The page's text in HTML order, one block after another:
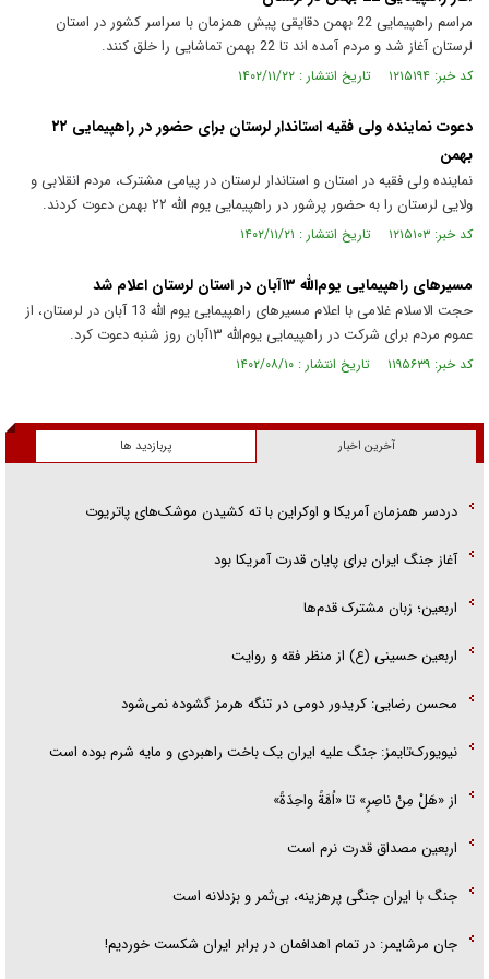
مراسم راهپیمایی 22 بهمن دقایقی پیش همزمان با سراسر کشور در استان
لرستان آغاز شد و مردم آمده اند تا 22 بهمن تماشایی را خلق کنند.
کد خبر: ۱۲۱۵۱۹۴ تاریخ انتشار : ۱۴۰۲/۱۱/۲۲
دعوت نماینده ولی فقیه استاندار لرستان برای حضور در راهپیمایی ۲۲
بهمن
نماینده ولی فقیه در استان و استاندار لرستان در پیامی مشترک، مردم انقلابی و
ولایی لرستان را به حضور پرشور در راهپیمایی یوم الله ۲۲ بهمن دعوت کردند.
کد خبر: ۱۲۱۵۱۰۳ تاریخ انتشار : ۱۴۰۲/۱۱/۲۱
مسیرهای راهپیمایی یوم‌الله ۱۳آبان در استان لرستان اعلام شد
حجت الاسلام غلامی با اعلام مسیرهای راهپیمایی یوم الله 13 آبان در لرستان، از
عموم مردم برای شرکت در راهپیمایی یوم‌الله ۱۳آبان روز شنبه دعوت کرد.
کد خبر: ۱۱۹۵۶۳۹ تاریخ انتشار : ۱۴۰۲/۰۸/۱۰
آخرین اخبار پربازدید ها
دردسر همزمان آمریکا و اوکراین با ته کشیدن موشک‌های پاتریوت
آغاز جنگ ایران برای پایان قدرت آمریکا بود
اربعین؛ زبان مشترک قدم‌ها
اربعین حسینی (ع) از منظر فقه و روایت
محسن رضایی: کریدور دومی در تنگه هرمز گشوده نمی‌شود
نیویورک‌تایمز: جنگ علیه ایران یک باخت راهبردی و مایه شرم بوده است
از «هَلْ مِنْ ناصِرٍ» تا «اُمَّةً واحِدَةً»
اربعین مصداق قدرت نرم است
جنگ با ایران جنگی پرهزینه، بی‌ثمر و بزدلانه است
جان مرشایمر: در تمام اهدافمان در برابر ایران شکست خوردیم!